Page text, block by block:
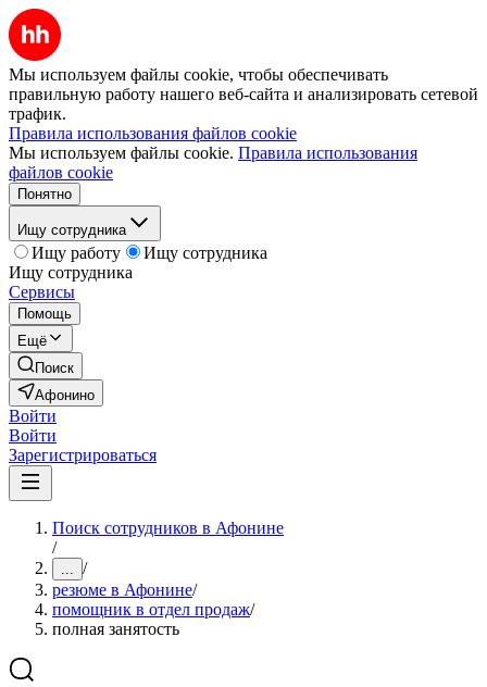
Мы используем файлы cookie, чтобы обеспечивать
правильную работу нашего веб-сайта и анализировать сетевой
трафик.
Правила использования файлов cookie
Мы используем файлы cookie. Правила использования
файлов cookie
Понятно
Ищу сотрудника
Ищу работу
Ищу сотрудника
Ищу сотрудника
Сервисы
Помощь
Ещё
Поиск
Афонино
Войти
Войти
Зарегистрироваться
Поиск сотрудников в Афонине
/
... /
резюме в Афонине/
помощник в отдел продаж/
полная занятость